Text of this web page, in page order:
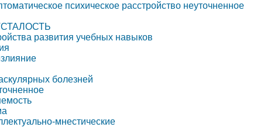
психическое расстройство неуточненное
развития учебных навыков
болезней
мнестические